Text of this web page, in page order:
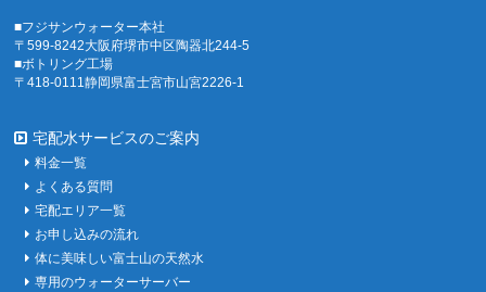
■フジサンウォーター本社
〒599-8242大阪府堺市中区陶器北244-5
■ボトリング工場
〒418-0111静岡県富士宮市山宮2226-1
宅配水サービスのご案内
料金一覧
よくある質問
宅配エリア一覧
お申し込みの流れ
体に美味しい富士山の天然水
専用のウォーターサーバー